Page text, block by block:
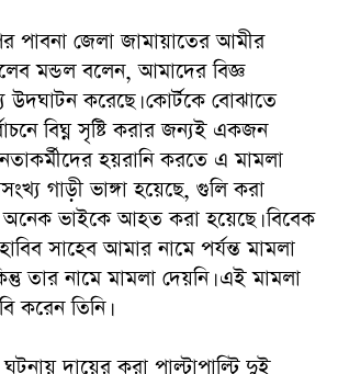
পাবনা জেলা জামায়াতের আমীর
মন্ডল বলেন, আমাদের বিজ্ঞ
করেছে। কোর্টকে বোঝাতে
বিঘ্ন সৃষ্টি করার জন্যই একজন
হয়রানি করতে এ মামলা
গাড়ী ভাঙ্গা হয়েছে, গুলি করা
ভাইকে আহত করা হয়েছে। বিবেক
হাবিব সাহেব আমার নামে পর্যন্ত মামলা
তার নামে মামলা দেয়নি। এই মামলা
করেন তিনি।
দায়ের করা পাল্টাপাল্টি দুই